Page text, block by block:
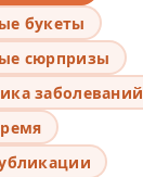
букеты
сюрпризы
заболеваний